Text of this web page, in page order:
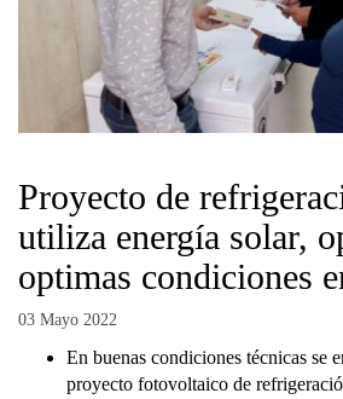
Proyecto de
utiliza energía solar,
optimas condiciones
03 Mayo 2022
En buenas condiciones técnicas se
proyecto fotovoltaico de